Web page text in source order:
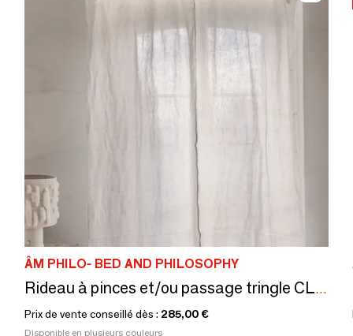
ÂM PHILO- BED AND PHILOSOPHY
Rideau à pinces et/ou passage tringle CLIO1 180x240cm
Prix de vente conseillé dès : 285,00 €
Disponible en plusieurs couleurs